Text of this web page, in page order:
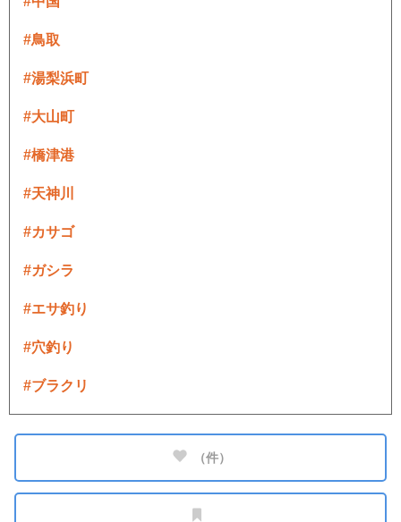
#鳥取
#湯梨浜町
#大山町
#橋津港
#天神川
#カサゴ
#ガシラ
#エサ釣り
#穴釣り
#ブラクリ
（件）